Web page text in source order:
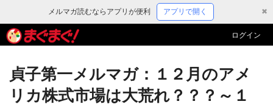
メルマガ読むならアプリが便利 アプリで開く ✖
ログイン
貞子第一メルマガ：１２月のアメ
リカ株式市場は大荒れ？？？～１